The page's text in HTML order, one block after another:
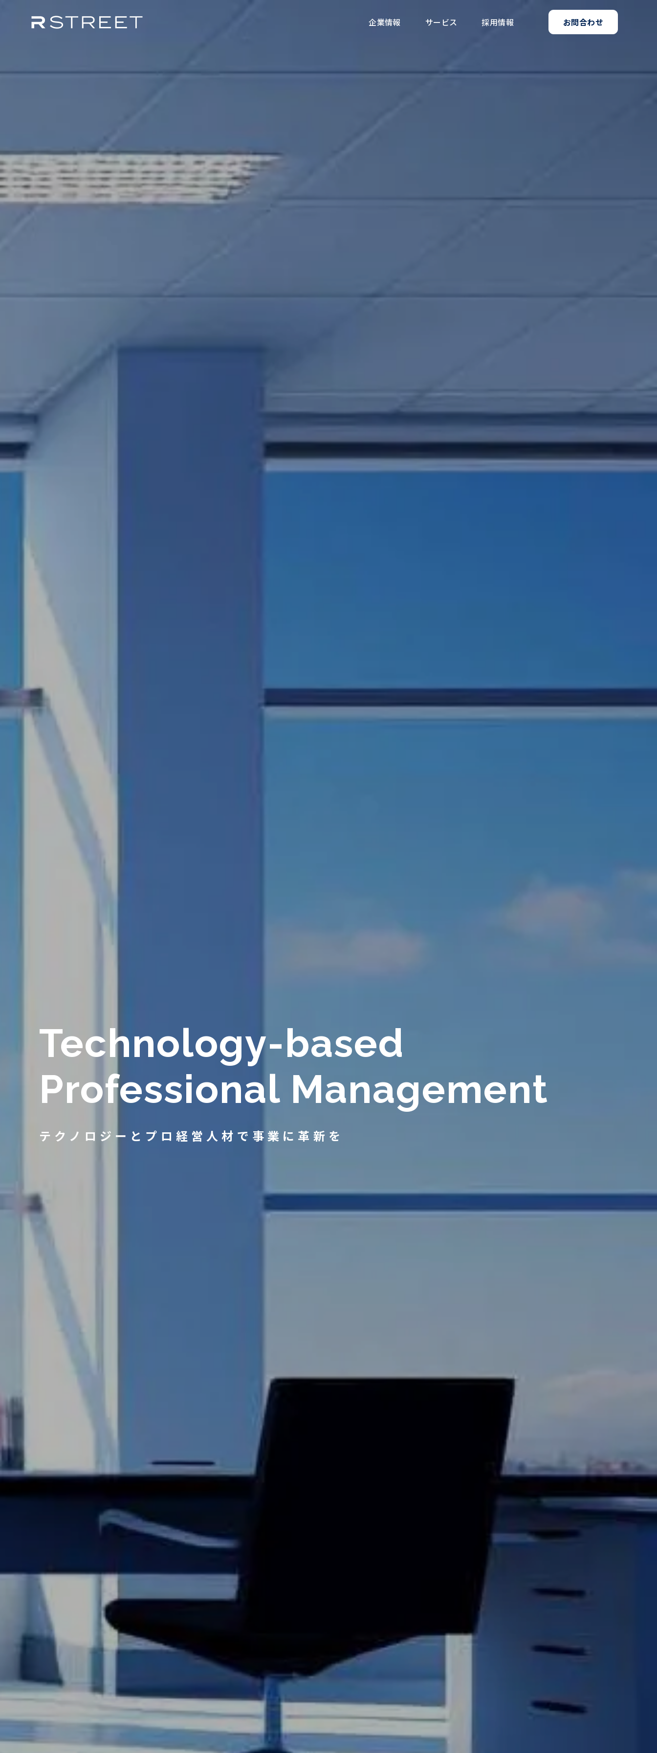
企業情報 サービス 採用情報 お問合わせ
Technology-based
Professional Management
テクノロジーとプロ経営人材で事業に革新を